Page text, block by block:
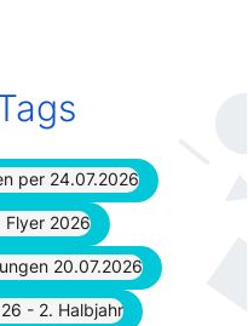
per 24.07.2026
per 24.07.2026
Flyer 2026
Flyer 2026
20.07.2026
20.07.2026
- 2. Halbjahr
- 2. Halbjahr